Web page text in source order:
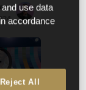
Raphael Galante use data
accordance
Reject All